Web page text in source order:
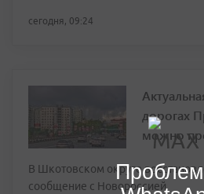
сегодня, 09:24
дорогах
можно
В Шкотовском округе
сообщение с Новороссией